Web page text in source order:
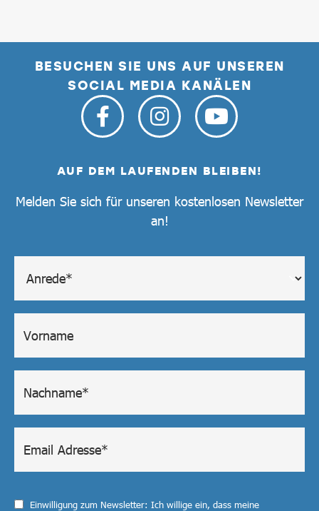
BESUCHEN SIE UNS AUF UNSEREN
SOCIAL MEDIA KANÄLEN
AUF DEM LAUFENDEN BLEIBEN!
Melden Sie sich für unseren kostenlosen Newsletter
an!
Einwilligung zum Newsletter: Ich willige ein, dass meine